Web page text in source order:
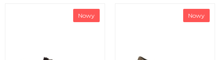
Nowy Nowy